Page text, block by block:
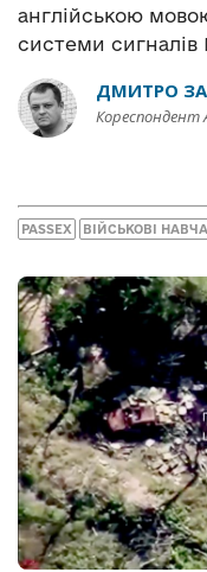
англійською
системи сигналів
ДМИТРО
Кореспондент
PASSEX ВІЙСЬКОВІ